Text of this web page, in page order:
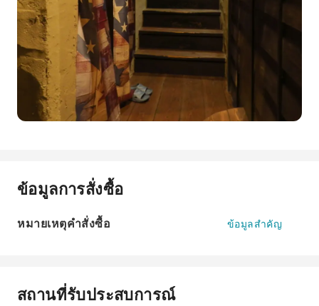
ข้อมูลการสั่งซื้อ
หมายเหตุคำสั่งซื้อ ข้อมูลสำคัญ
สถานที่รับประสบการณ์